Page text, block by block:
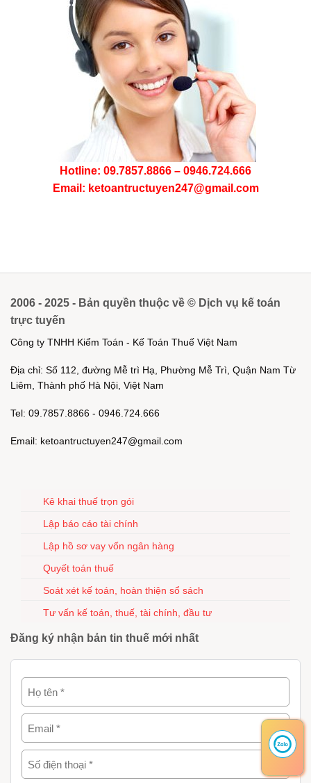
Hotline: 09.7857.8866 – 0946.724.666
Email: ketoantructuyen247@gmail.com
2006 - 2025 - Bản quyền thuộc về © Dịch vụ kế toán
trực tuyến
Công ty TNHH Kiểm Toán - Kế Toán Thuế Việt Nam
Địa chỉ: Số 112, đường Mễ trì Hạ, Phường Mễ Trì, Quận Nam Từ
Liêm, Thành phố Hà Nội, Việt Nam
Tel: 09.7857.8866 - 0946.724.666
Email: ketoantructuyen247@gmail.com
Kê khai thuế trọn gói
Lập báo cáo tài chính
Lập hồ sơ vay vốn ngân hàng
Quyết toán thuế
Soát xét kế toán, hoàn thiện sổ sách
Tư vấn kế toán, thuế, tài chính, đầu tư
Đăng ký nhận bản tin thuế mới nhất